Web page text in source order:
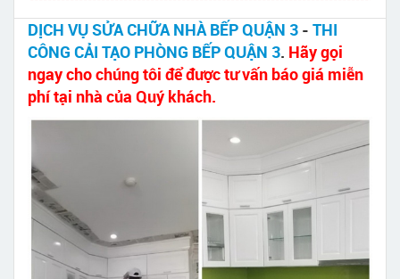
DỊCH VỤ SỬA CHỮA NHÀ BẾP QUẬN 3 - THI
CÔNG CẢI TẠO PHÒNG BẾP QUẬN 3. Hãy gọi
ngay cho chúng tôi để được tư vấn báo giá miễn
phí tại nhà của Quý khách.